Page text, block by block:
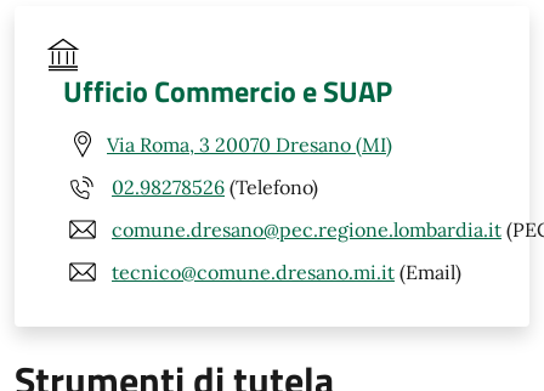
Ufficio Commercio e SUAP
Via Roma, 3 20070 Dresano (MI)
02.98278526 (Telefono)
comune.dresano@pec.regione.lombardia.it
tecnico@comune.dresano.mi.it (Email)